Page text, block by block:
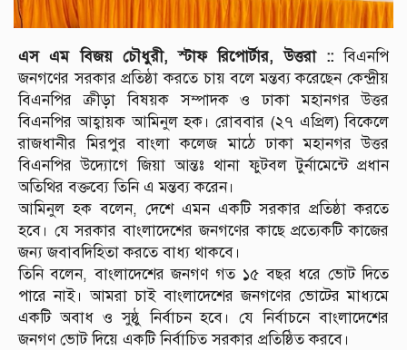
এস এম বিজয় চৌধুরী, স্টাফ রিপোর্টার, উত্তরা ::বিএনপি
জনগণের সরকার প্রতিষ্ঠা করতে চায় বলে মন্তব্য করেছেন কেন্দ্রীয়
বিএনপির ক্রীড়া বিষয়ক সম্পাদক ও ঢাকা মহানগর উত্তর
বিএনপির আহ্বায়ক আমিনুল হক। রোববার (২৭ এপ্রিল) বিকেলে
রাজধানীর মিরপুর বাংলা কলেজ মাঠে ঢাকা মহানগর উত্তর
বিএনপির উদ্যোগে জিয়া আন্তঃ থানা ফুটবল টুর্নামেন্টে প্রধান
অতিথির বক্তব্যে তিনি এ মন্তব্য করেন।
আমিনুল হক বলেন, দেশে এমন একটি সরকার প্রতিষ্ঠা করতে
হবে। যে সরকার বাংলাদেশের জনগণের কাছে প্রত্যেকটি কাজের
জন্য জবাবদিহিতা করতে বাধ্য থাকবে।
তিনি বলেন, বাংলাদেশের জনগণ গত ১৫ বছর ধরে ভোট দিতে
পারে নাই। আমরা চাই বাংলাদেশের জনগণের ভোটের মাধ্যমে
একটি অবাধ ও সুষ্ঠু নির্বাচন হবে। যে নির্বাচনে বাংলাদেশের
জনগণ ভোট দিয়ে একটি নির্বাচিত সরকার প্রতিষ্ঠিত করবে।